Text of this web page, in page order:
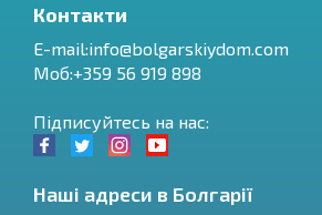
Контакти
E-mail:info@bolgarskiydom.com
Моб:+359 56 919 898
Підписуйтесь на нас:
Наші адреси в Болгарії